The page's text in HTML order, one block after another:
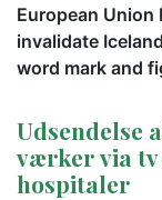
European Union
invalidate
word mark and
Udsendelse
værker via
hospitaler